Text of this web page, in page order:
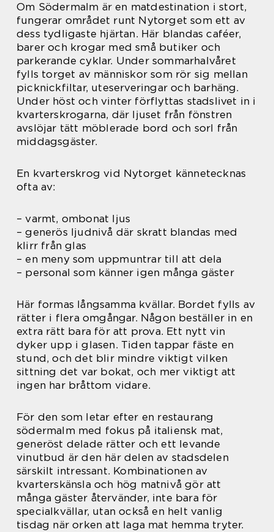
Om Södermalm är en matdestination i stort,
fungerar området runt Nytorget som ett av
dess tydligaste hjärtan. Här blandas caféer,
barer och krogar med små butiker och
parkerande cyklar. Under sommarhalvåret
fylls torget av människor som rör sig mellan
picknickfiltar, uteserveringar och barhäng.
Under höst och vinter förflyttas stadslivet in i
kvarterskrogarna, där ljuset från fönstren
avslöjar tätt möblerade bord och sorl från
middagsgäster.
En kvarterskrog vid Nytorget kännetecknas
ofta av:
– varmt, ombonat ljus
– generös ljudnivå där skratt blandas med
klirr från glas
– en meny som uppmuntrar till att dela
– personal som känner igen många gäster
Här formas långsamma kvällar. Bordet fylls av
rätter i flera omgångar. Någon beställer in en
extra rätt bara för att prova. Ett nytt vin
dyker upp i glasen. Tiden tappar fäste en
stund, och det blir mindre viktigt vilken
sittning det var bokat, och mer viktigt att
ingen har bråttom vidare.
För den som letar efter en restaurang
södermalm med fokus på italiensk mat,
generöst delade rätter och ett levande
vinutbud är den här delen av stadsdelen
särskilt intressant. Kombinationen av
kvarterskänsla och hög matnivå gör att
många gäster återvänder, inte bara för
specialkvällar, utan också en helt vanlig
tisdag när orken att laga mat hemma tryter.